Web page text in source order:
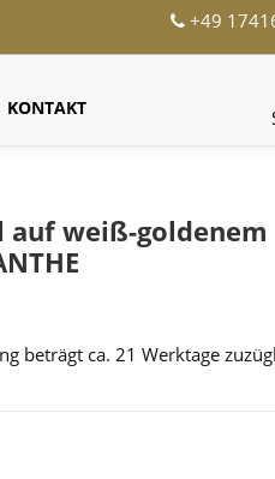
+49
KONTAKT
auf weiß-goldenem
beträgt ca. 21 Werktage